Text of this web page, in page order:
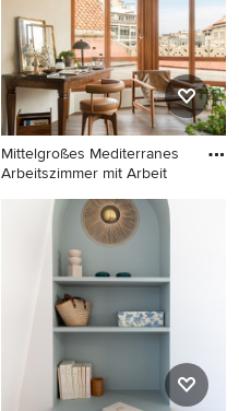
Mittelgroßes Mediterranes
Arbeitszimmer mit Arbeit
Mittelgroßes Mediterranes
Arbeitszimmer mit
Arbeitsplatz, beiger
Wandfarbe, dunklem
Holzboden, freistehendem
Schreibtisch und braunem